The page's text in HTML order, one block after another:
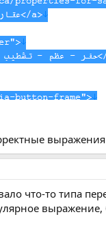
что-то типа